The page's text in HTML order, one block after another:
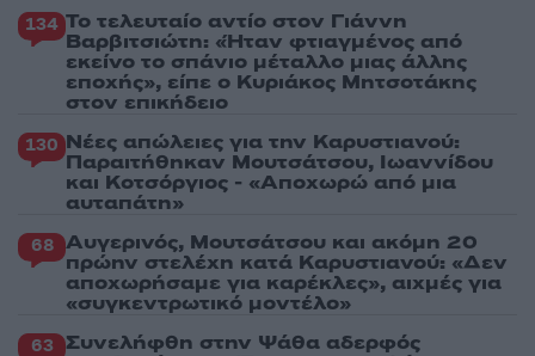
134 Το τελευταίο αντίο στον Γιάννη
Βαρβιτσιώτη: «Ήταν φτιαγμένος από
εκείνο το σπάνιο μέταλλο μιας άλλης
εποχής», είπε ο Κυριάκος Μητσοτάκης
στον επικήδειο
130 Νέες απώλειες για την Καρυστιανού:
Παραιτήθηκαν Μουτσάτσου, Ιωαννίδου
και Κοτσόργιος - «Αποχωρώ από μια
αυταπάτη»
68 Αυγερινός, Μουτσάτσου και ακόμη 20
πρώην στελέχη κατά Καρυστιανού: «Δεν
αποχωρήσαμε για καρέκλες», αιχμές για
«συγκεντρωτικό μοντέλο»
63 Συνελήφθη στην Ψάθα αδερφός